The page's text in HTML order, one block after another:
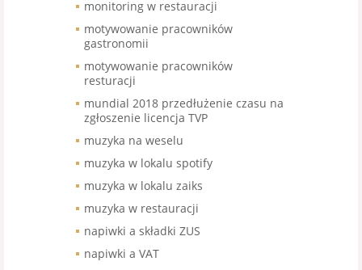
monitoring w restauracji
motywowanie pracowników
gastronomii
motywowanie pracowników
resturacji
mundial 2018 przedłużenie czasu na
zgłoszenie licencja TVP
muzyka na weselu
muzyka w lokalu spotify
muzyka w lokalu zaiks
muzyka w restauracji
napiwki a składki ZUS
napiwki a VAT